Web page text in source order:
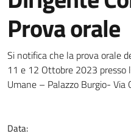
Prova orale
Dettagli della
Si notifica che la prova orale
11 e 12 Ottobre 2023 presso
Umane – Palazzo Burgio- Via
Data: